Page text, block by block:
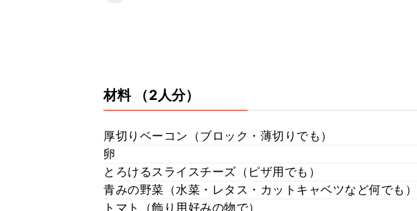
材料 （2人分）
厚切りベーコン（ブロック・薄切りでも）
卵
とろけるスライスチーズ（ピザ用でも）
青みの野菜（水菜・レタス・カットキャベツなど何でも）
トマト（飾り用好みの物で）